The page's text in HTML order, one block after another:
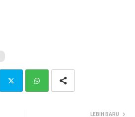
LEBIH BARU